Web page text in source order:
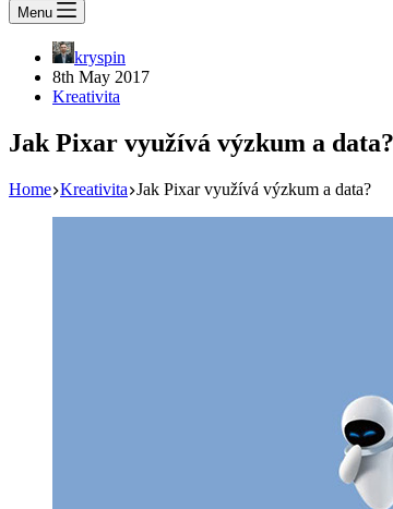
Menu
kryspin
8th May 2017
Kreativita
Jak Pixar využívá výzkum a data?
Home Kreativita Jak Pixar využívá výzkum a data?